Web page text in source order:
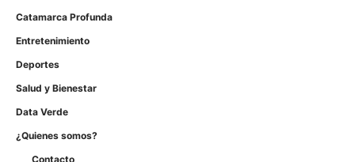
Catamarca Profunda
Entretenimiento
Deportes
Salud y Bienestar
Data Verde
¿Quienes somos?
Contacto